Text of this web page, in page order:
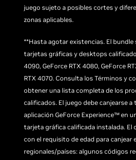
juego sujeto a posibles cortes y
zonas aplicables.
**Hasta agotar existencias. El bundle
tarjetas gráficas y desktops
4090, GeForce RTX 4080, GeForce
RTX 4070. Consulta los Términos y
obtener una lista completa de los
calificados. El juego debe canjearse a
aplicación GeForce Experience™ en
tarjeta gráfica calificada instalada. El
con el requisito de edad para canjear
regionales/países: algunos códigos